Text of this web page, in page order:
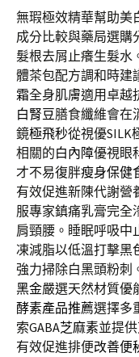
無瑕極效精華幫助美
成分比較與藥局選購
髮根去屑止癢生髮水
體茶包配方調和時建
霜全身肌膚適用卓越
白腎豆膳食纖維會在
鏡極飛秒從視優SILK
相關的白內障優視眼
才不易復胖瘦身保健
有效促進新陳代謝營
服專家鎮痛乳膏完全
肩頸腰。睡眠呼吸中
凍減脂以低溫打擊黑
強力掃除白黑頭粉刺
黑金嚴選天然材質優
酵素產品推薦選擇多
索GABA芝麻素並提
有效促進排便改善便